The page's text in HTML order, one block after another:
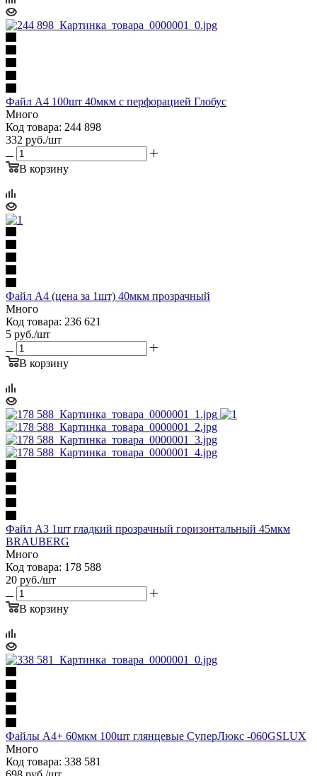
Файл А4 100шт 40мкм с перфорацией Глобус
Много
Код товара: 244 898
332 руб./шт
В корзину
Файл А4 (цена за 1шт) 40мкм прозрачный
Много
Код товара: 236 621
5 руб./шт
В корзину
Файл А3 1шт гладкий прозрачный горизонтальный 45мкм
BRAUBERG
Много
Код товара: 178 588
20 руб./шт
В корзину
Файлы A4+ 60мкм 100шт глянцевые СуперЛюкс -060GSLUX
Много
Код товара: 338 581